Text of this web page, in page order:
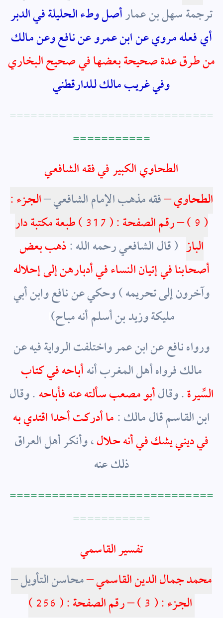
ترجمة سهل بن عمارأصل وطء الحليلة في الدبر
أي فعله مروي عن ابن عمرو عن نافع وعن مالك
من طرق عدة صحيحة بعضها في صحيح البخاري
وفي غريب مالك للدارقطني
=============================
===========
الطحاوي الكبير في فقه الشافعي
الطحاوي –فقه مذهب الإمام الشافعي –الجزء :
( 9 ) – رقم الصفحة : ( 317
) طبعة مكتبة دار
الباز ( قال الشافعي رحمه الله :ذهب بعض
أصحابنا في إتيان النساء في أدبارهن إلى إحلاله
وآخرون إلى تحريمه ) وحكي عن نافع وابن أبي
مليكة وزيد بن أسلم أنه مباح)
ورواه نافع عن ابن عمر واختلفت الرواية فيه عن
مالك فرواه أهل المغرب أنهأباحه في كتاب
السِّيرة. وقالأبو مصعب سألته عنه فأباحه. وقال
ابن القاسم قال مالك :ما أدركت أحدا اقتدي به
في ديني يشك في أنه حلال، وأنكر أهل العراق
ذلك عنه
=============================
===========
تفسير القاسمي
محمد جمال الدين القاسمي –محاسن التأويل –
الجزء : ( 3 ) – رقم الصفحة : ( 256 )